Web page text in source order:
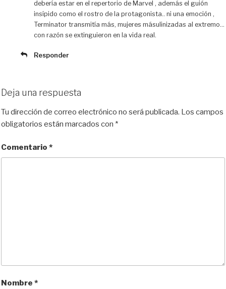
debería estar en el repertorio de Marvel , además el guión
insípido como el rostro de la protagonista.. ni una emoción ,
Terminator transmitía más, mujeres másulinizadas al extremo…
con razón se extinguieron en la vida real.
Responder
Deja una respuesta
Tu dirección de correo electrónico no será publicada. Los campos
obligatorios están marcados con *
Comentario *
Nombre *